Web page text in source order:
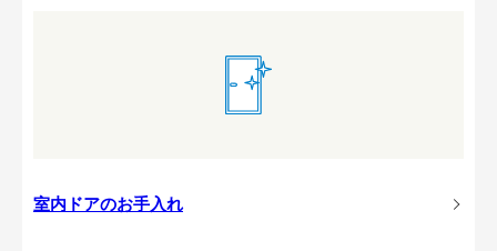
室内ドアのお手入れ